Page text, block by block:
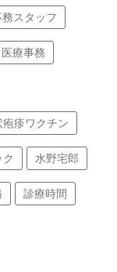
スタッフ
医療事務
疱疹ワクチン
水野宅郎
診療時間